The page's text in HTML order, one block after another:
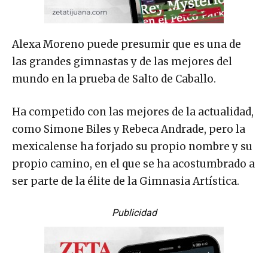
Alexa Moreno puede presumir que es una de
las grandes gimnastas y de las mejores del
mundo en la prueba de Salto de Caballo.
Ha competido con las mejores de la actualidad,
como Simone Biles y Rebeca Andrade, pero la
mexicalense ha forjado su propio nombre y su
propio camino, en el que se ha acostumbrado a
ser parte de la élite de la Gimnasia Artística.
Publicidad